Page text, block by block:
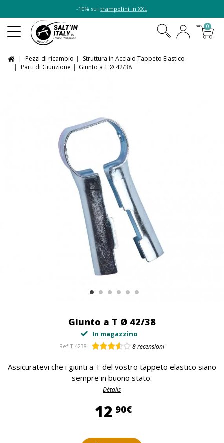
-10% suitrampolini in XXL
0
Pezzi di ricambio
Struttura in Acciaio Tappeto Elastico
Parti di Giunzione
Giunto a T Ø 42/38
Giunto a T Ø 42/38
In magazzino
Ref TJ4238 8recensioni
Assicuratevi che i giunti a T del vostro tappeto elastico siano
sempre in buono stato.
Détails
12 90€12,90 €